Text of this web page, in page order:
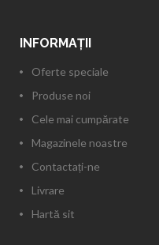
INFORMAŢII
Oferte speciale
Produse noi
Cele mai cumpărate
Magazinele noastre
Contactați-ne
Livrare
Hartă sit